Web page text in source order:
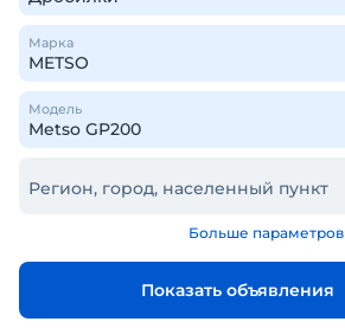
Марка
Модель
Регион, город, населенный пункт
Больше параметров
Показать объявления